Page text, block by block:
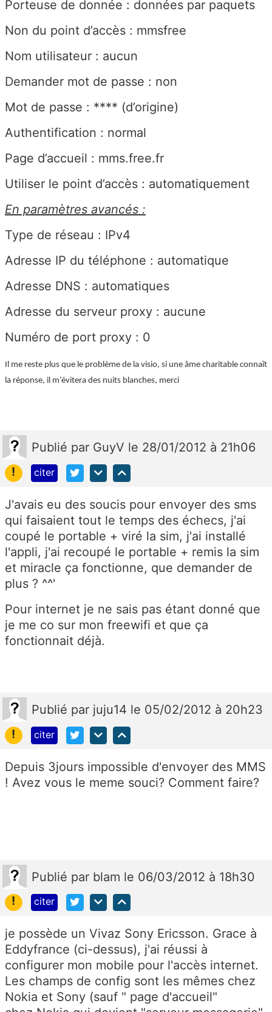
Porteuse de donnée : données par paquets
Non du point d’accès : mmsfree
Nom utilisateur : aucun
Demander mot de passe : non
Mot de passe : **** (d’origine)
Authentification : normal
Page d’accueil : mms.free.fr
Utiliser le point d’accès : automatiquement
En paramètres avancés :
Type de réseau : IPv4
Adresse IP du téléphone : automatique
Adresse DNS : automatiques
Adresse du serveur proxy : aucune
Numéro de port proxy : 0
Il me reste plus que le problème de la visio, si une âme charitable connaît
la réponse, il m’évitera des nuits blanches, merci
Publié par GuyV le 28/01/2012 à 21h06
!
citer
J'avais eu des soucis pour envoyer des sms
qui faisaient tout le temps des échecs, j'ai
coupé le portable + viré la sim, j'ai installé
l'appli, j'ai recoupé le portable + remis la sim
et miracle ça fonctionne, que demander de
plus ? ^^'
Pour internet je ne sais pas étant donné que
je me co sur mon freewifi et que ça
fonctionnait déjà.
Publié par juju14 le 05/02/2012 à 20h23
!
citer
Depuis 3jours impossible d'envoyer des MMS
! Avez vous le meme souci? Comment faire?
Publié par blam le 06/03/2012 à 18h30
!
citer
je possède un Vivaz Sony Ericsson. Grace à
Eddyfrance (ci-dessus), j'ai réussi à
configurer mon mobile pour l'accès internet.
Les champs de config sont les mêmes chez
Nokia et Sony (sauf " page d'accueil"